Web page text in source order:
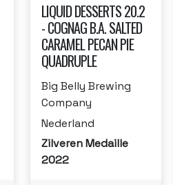
LIQUID DESSERTS 20.2
- COGNAG B.A. SALTED
CARAMEL PECAN PIE
QUADRUPLE
Big Belly Brewing
Company
Nederland
Zilveren Medaille
2022